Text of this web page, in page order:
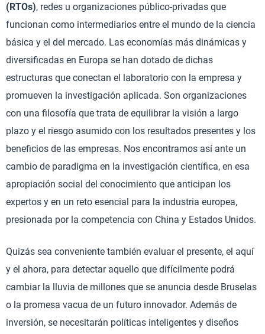
(RTOs), redes u organizaciones público-privadas que
funcionan como intermediarios entre el mundo de la ciencia
básica y el del mercado. Las economías más dinámicas y
diversificadas en Europa se han dotado de dichas
estructuras que conectan el laboratorio con la empresa y
promueven la investigación aplicada. Son organizaciones
con una filosofía que trata de equilibrar la visión a largo
plazo y el riesgo asumido con los resultados presentes y los
beneficios de las empresas. Nos encontramos así ante un
cambio de paradigma en la investigación científica, en esa
apropiación social del conocimiento que anticipan los
expertos y en un reto esencial para la industria europea,
presionada por la competencia con China y Estados Unidos.
Quizás sea conveniente también evaluar el presente, el aquí
y el ahora, para detectar aquello que difícilmente podrá
cambiar la lluvia de millones que se anuncia desde Bruselas
o la promesa vacua de un futuro innovador. Además de
inversión, se necesitarán políticas inteligentes y diseños